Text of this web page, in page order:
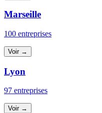
Marseille
100 entreprises
Voir →
Lyon
97 entreprises
Voir →